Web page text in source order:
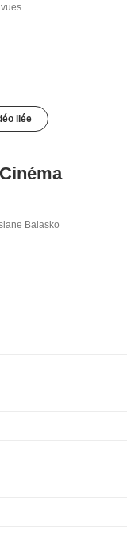
liée
Balasko